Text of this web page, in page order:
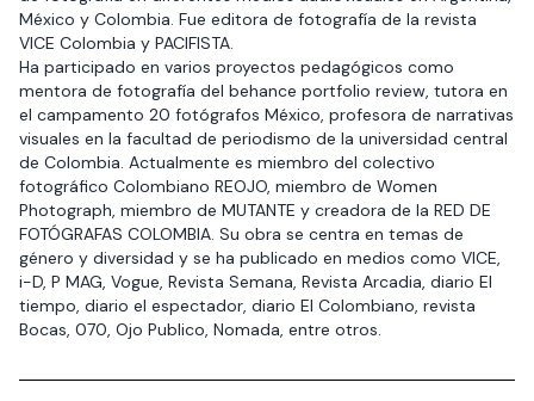
México y Colombia. Fue editora de fotografía de la revista
VICE Colombia y PACIFISTA.
Ha participado en varios proyectos pedagógicos como
mentora de fotografía del behance portfolio review, tutora en
el campamento 20 fotógrafos México, profesora de narrativas
visuales en la facultad de periodismo de la universidad central
de Colombia. Actualmente es miembro del colectivo
fotográfico Colombiano REOJO, miembro de Women
Photograph, miembro de MUTANTE y creadora de la RED DE
FOTÓGRAFAS COLOMBIA. Su obra se centra en temas de
género y diversidad y se ha publicado en medios como VICE,
i-D, P MAG, Vogue, Revista Semana, Revista Arcadia, diario El
tiempo, diario el espectador, diario El Colombiano, revista
Bocas, 070, Ojo Publico, Nomada, entre otros.